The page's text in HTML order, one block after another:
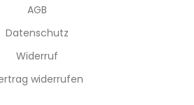
AGB
Datenschutz
Widerruf
widerrufen